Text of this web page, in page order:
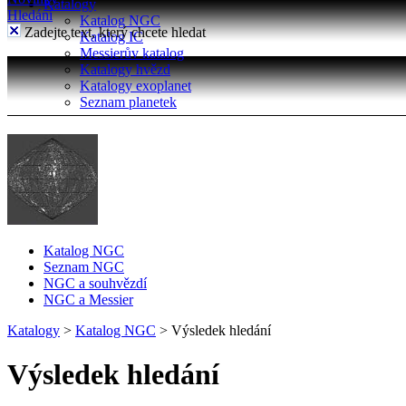
Katalogy
Katalog NGC
Katalog IC
Messierův katalog
Katalogy hvězd
Katalogy exoplanet
Seznam planetek
Hledání
Zadejte text, který chcete hledat
Katalog NGC
Seznam NGC
NGC a souhvězdí
NGC a Messier
Katalogy > Katalog NGC > Výsledek hledání
Výsledek hledání